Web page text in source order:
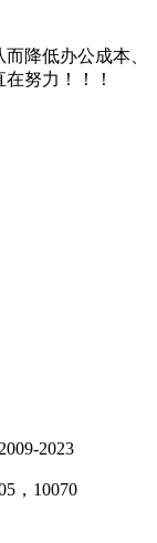
降低办公成本、
努力！！！
2023
，10070